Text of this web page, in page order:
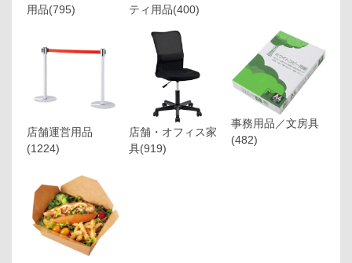
用品(795)
ティ用品(400)
店舗運営用品
(1224)
店舗・オフィス家
具(919)
事務用品／文房具
(482)